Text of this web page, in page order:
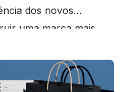
dos novos
uma marca mais